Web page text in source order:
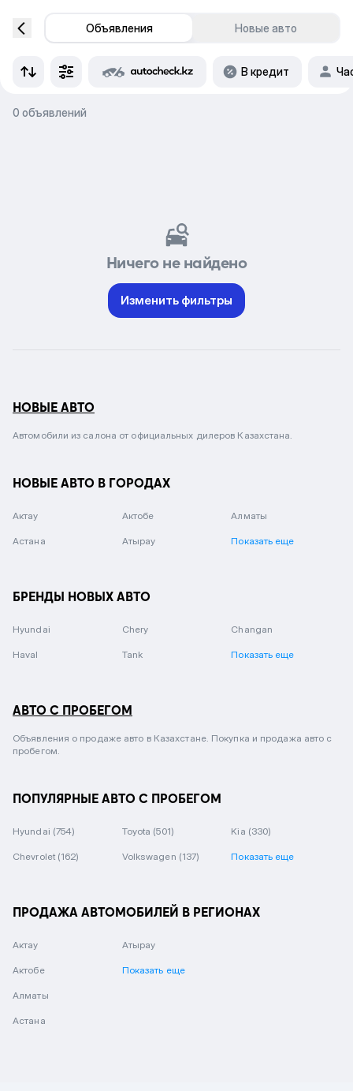
Объявления Новые авто
В кредит
0 объявлений
Ничего не найдено
Изменить фильтры
НОВЫЕ АВТО
Автомобили из салона от официальных дилеров Казахстана.
НОВЫЕ АВТО В ГОРОДАХ
Актау Актобе Алматы
Астана Атырау Показать еще
БРЕНДЫ НОВЫХ АВТО
Hyundai Chery Changan
Haval Tank Показать еще
АВТО С ПРОБЕГОМ
Объявления о продаже авто в Казахстане. Покупка и продажа авто с
пробегом.
ПОПУЛЯРНЫЕ АВТО С ПРОБЕГОМ
Hyundai (754) Toyota (501) Kia (330)
Chevrolet (162) Volkswagen (137) Показать еще
ПРОДАЖА АВТОМОБИЛЕЙ В РЕГИОНАХ
Актау
Актобе
Алматы
Астана
Атырау
Показать еще